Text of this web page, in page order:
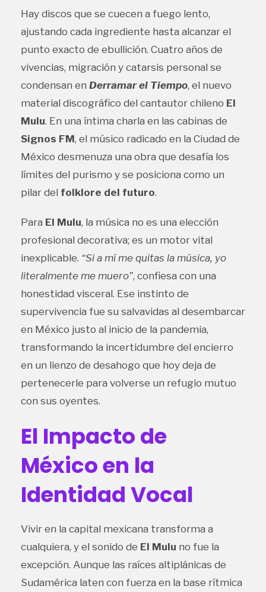
Hay discos que se cuecen a fuego lento,
ajustando cada ingrediente hasta alcanzar el
punto exacto de ebullición. Cuatro años de
vivencias, migración y catarsis personal se
condensan en Derramar el Tiempo, el nuevo
material discográfico del cantautor chileno El
Mulu. En una íntima charla en las cabinas de
Signos FM, el músico radicado en la Ciudad de
México desmenuza una obra que desafía los
límites del purismo y se posiciona como un
pilar del folklore del futuro.
Para El Mulu, la música no es una elección
profesional decorativa; es un motor vital
inexplicable. “Si a mí me quitas la música, yo
literalmente me muero”, confiesa con una
honestidad visceral. Ese instinto de
supervivencia fue su salvavidas al desembarcar
en México justo al inicio de la pandemia,
transformando la incertidumbre del encierro
en un lienzo de desahogo que hoy deja de
pertenecerle para volverse un refugio mutuo
con sus oyentes.
El Impacto de
México en la
Identidad Vocal
Vivir en la capital mexicana transforma a
cualquiera, y el sonido de El Mulu no fue la
excepción. Aunque las raíces altiplánicas de
Sudamérica laten con fuerza en la base rítmica